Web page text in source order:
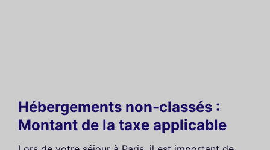
Hébergements non-classés :
Montant de la taxe applicable